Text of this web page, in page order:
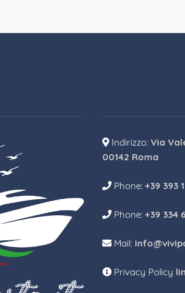
Indirizzo: Via
00142 Roma
Phone:+39 393
Phone:+39 334
Mail:
Privacy Policy